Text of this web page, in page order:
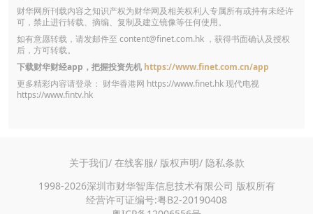
财华网所刊载内容之知识产权为财华网及相关权利人专属所有或持有未经许
可，禁止进行转载、摘编、复制及建立镜像等任何使用。
如有意愿转载，请发邮件至 content@finet.com.hk ，获得书面确认及授权
后，方可转载。
下载财华财经app，把握投资先机 https://www.finet.com.cn/app
更多精彩内容请登录： 财华香港网 https://www.finet.hk现代电视
https://www.fintv.hk
关于我们/ 在线客服/ 版权声明/ 隐私条款
1998-2026深圳市财华智库信息技术有限公司 版权所有
经营许可证编号:粤B2-20190408